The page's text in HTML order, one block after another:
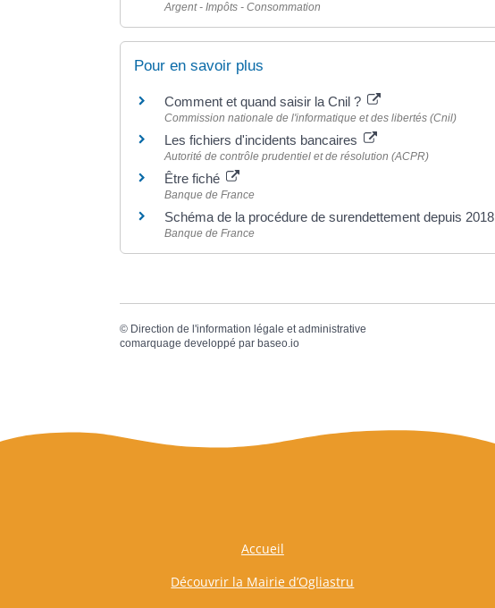
Argent - Impôts - Consommation
Pour en savoir plus
Comment et quand saisir la Cnil ?
Commission nationale de l'informatique et des libertés (Cnil)
Les fichiers d'incidents bancaires
Autorité de contrôle prudentiel et de résolution (ACPR)
Être fiché
Banque de France
Schéma de la procédure de surendettement depuis 2018
Banque de France
© Direction de l'information légale et administrative
comarquage developpé par baseo.io
Accueil
Découvrir la Mairie d’Ogliastru